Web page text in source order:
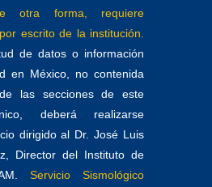
otra forma, requiere
escrito de la institución.
de datos o información
en México, no contenida
las secciones de este
deberá realizarse
dirigido al Dr. José Luis
Director del Instituto de
Servicio Sismológico